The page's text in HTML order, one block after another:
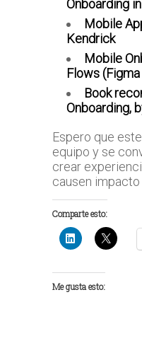
Onboarding
Mobile
Kendrick
Mobile
Flows
Book
Onboarding,
Espero que
equipo y se
crear
causen impacto
Comparte esto:
Me gusta esto: